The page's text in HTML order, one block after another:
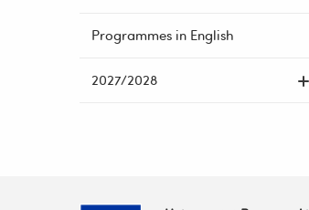
Programmes in English
2027/2028